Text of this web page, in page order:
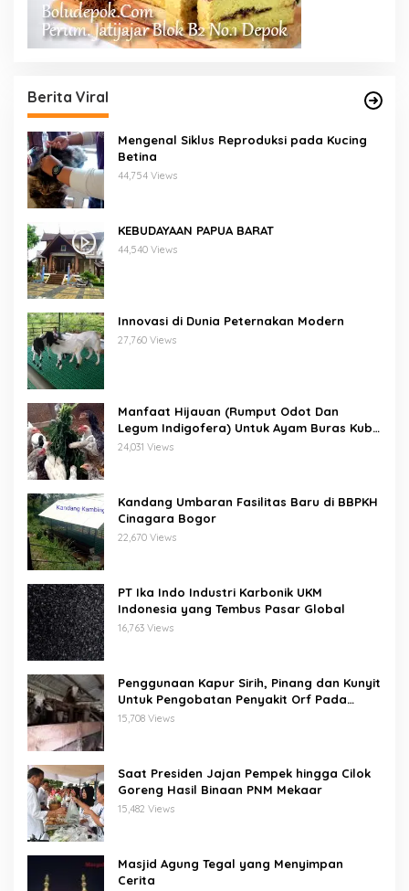
Berita Viral
Mengenal Siklus Reproduksi pada Kucing
Betina
44,754 Views
KEBUDAYAAN PAPUA BARAT
44,540 Views
Innovasi di Dunia Peternakan Modern
27,760 Views
Manfaat Hijauan (Rumput Odot Dan
Legum Indigofera) Untuk Ayam Buras Kub
Dan Sensi
24,031 Views
Kandang Umbaran Fasilitas Baru di BBPKH
Cinagara Bogor
22,670 Views
PT Ika Indo Industri Karbonik UKM
Indonesia yang Tembus Pasar Global
16,763 Views
Penggunaan Kapur Sirih, Pinang dan Kunyit
Untuk Pengobatan Penyakit Orf Pada
Domba/Kambing
15,708 Views
Saat Presiden Jajan Pempek hingga Cilok
Goreng Hasil Binaan PNM Mekaar
15,482 Views
Masjid Agung Tegal yang Menyimpan
Cerita